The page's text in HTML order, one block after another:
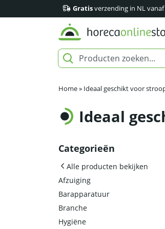
Gratisverzending in NL
Home» Ideaal geschikt voor
Ideaal
Categorieën
Alle producten bekijken
Afzuiging
Barapparatuur
Branche
Hygiëne